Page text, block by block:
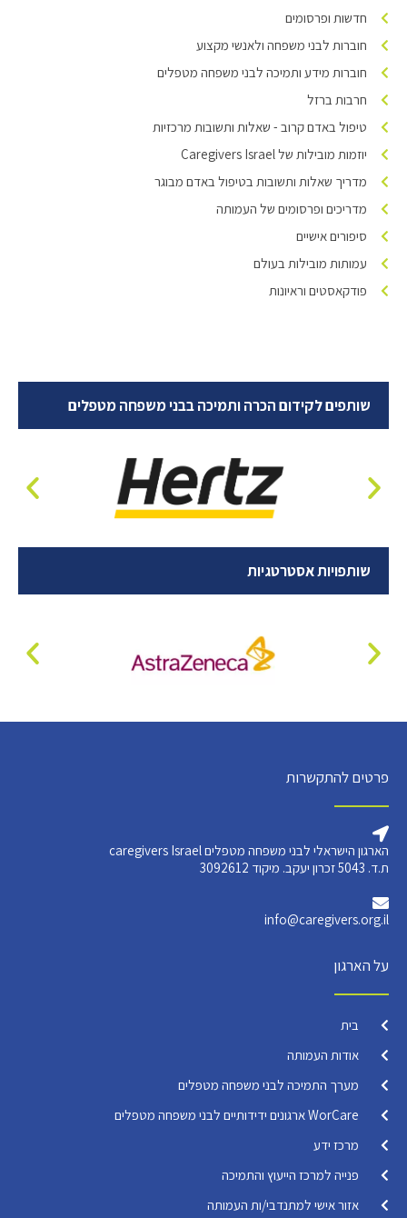
חדשות ופרסומים
חוברות לבני משפחה ולאנשי מקצוע
חוברות מידע ותמיכה לבני משפחה מטפלים
חרבות ברזל
טיפול באדם קרוב - שאלות ותשובות מרכזיות
יוזמות מובילות של Caregivers Israel
מדריך שאלות ותשובות בטיפול באדם מבוגר
מדריכים ופרסומים של העמותה
סיפורים אישיים
עמותות מובילות בעולם
פודקאסטים וראיונות
שותפים לקידום הכרה ותמיכה בבני משפחה מטפלים
שותפויות אסטרטגיות
פרטים להתקשרות
הארגון הישראלי לבני משפחה מטפלים caregivers Israel
ת.ד. 5043 זכרון יעקב. מיקוד 3092612
info@caregivers.org.il
על הארגון
בית
אודות העמותה
מערך התמיכה לבני משפחה מטפלים
WorCare ארגונים ידידותיים לבני משפחה מטפלים
מרכז ידע
פנייה למרכז הייעוץ והתמיכה
אזור אישי למתנדבי/ות העמותה